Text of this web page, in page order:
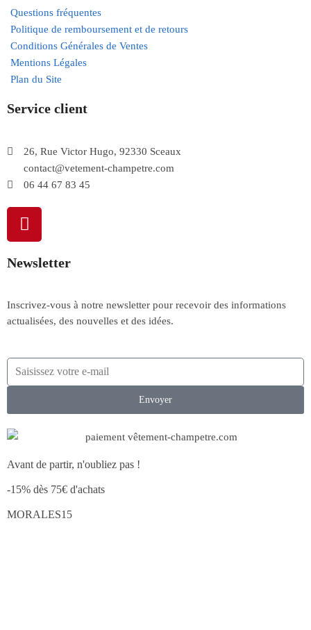
Questions fréquentes
Politique de remboursement et de retours
Conditions Générales de Ventes
Mentions Légales
Plan du Site
Service client
26, Rue Victor Hugo, 92330 Sceaux
contact@vetement-champetre.com
06 44 67 83 45
Newsletter
Inscrivez-vous à notre newsletter pour recevoir des informations
actualisées, des nouvelles et des idées.
Envoyer
Avant de partir, n'oubliez pas !
-15% dès 75€ d'achats
MORALES15